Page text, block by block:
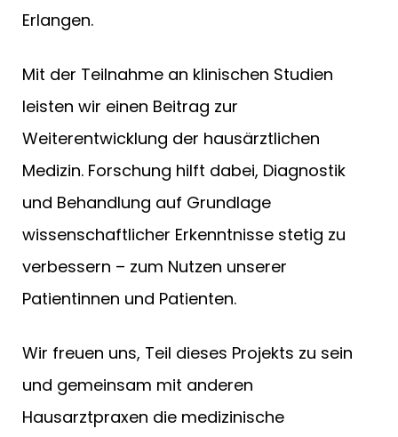
Erlangen.
Mit der Teilnahme an klinischen Studien
leisten wir einen Beitrag zur
Weiterentwicklung der hausärztlichen
Medizin. Forschung hilft dabei, Diagnostik
und Behandlung auf Grundlage
wissenschaftlicher Erkenntnisse stetig zu
verbessern – zum Nutzen unserer
Patientinnen und Patienten.
Wir freuen uns, Teil dieses Projekts zu sein
und gemeinsam mit anderen
Hausarztpraxen die medizinische